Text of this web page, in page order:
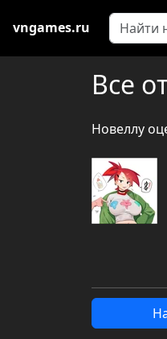
vngames.ru
Все
Новеллу